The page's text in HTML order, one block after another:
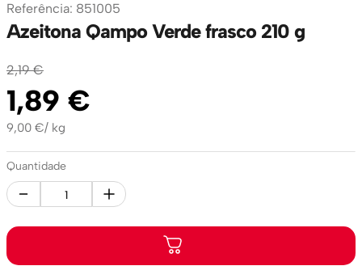
Referência: 851005
Azeitona Qampo Verde frasco 210 g
2,19 €
1,89 €
9,00 €/ kg
Quantidade